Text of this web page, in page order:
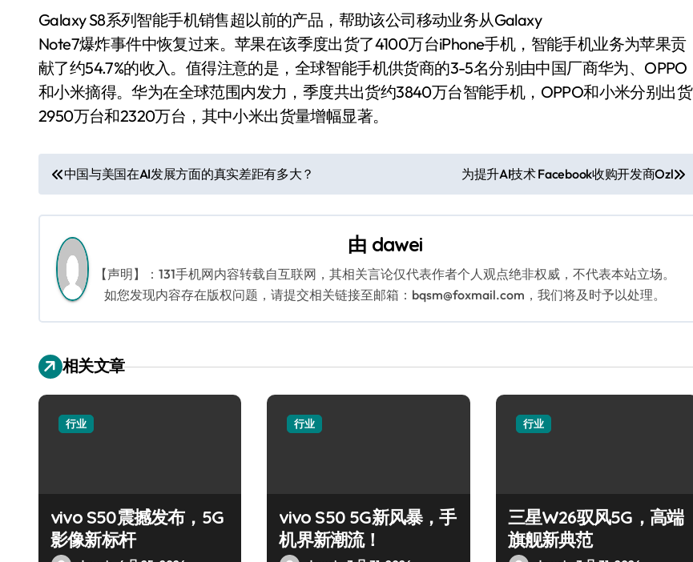
Galaxy S8系列智能手机销售超以前的产品，帮助该公司移动业务从Galaxy
Note7爆炸事件中恢复过来。苹果在该季度出货了4100万台iPhone手机，智能手机业务为苹果贡
献了约54.7%的收入。值得注意的是，全球智能手机供货商的3-5名分别由中国厂商华为、OPPO
和小米摘得。华为在全球范围内发力，季度共出货约3840万台智能手机，OPPO和小米分别出货
2950万台和2320万台，其中小米出货量增幅显著。
文
章
导
航
中国与美国在AI发展方面的真实差距有多大？ 为提升AI技术 Facebook收购开发商Ozl
由 dawei
【声明】：131手机网内容转载自互联网，其相关言论仅代表作者个人观点绝非权威，不代表本站立场。
如您发现内容存在版权问题，请提交相关链接至邮箱：bqsm@foxmail.com，我们将及时予以处理。
相关文章
行业
vivo S50震撼发布，5G
影像新标杆
行业
vivo S50 5G新风暴，手
机界新潮流！
行业
三星W26驭风5G，高端
旗舰新典范